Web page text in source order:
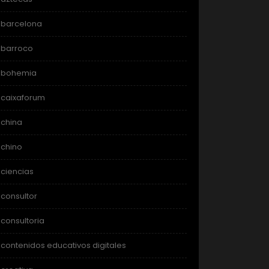
barcelona
barroco
bohemia
caixaforum
china
chino
ciencias
consultor
consultoria
contenidos educativos digitales